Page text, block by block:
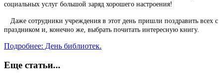
социальных услуг большой заряд хорошего настроения!
Даже сотрудники учреждения в этот день пришли поздравить всех с
праздником и, конечно же, выбрать почитать интересную книгу.
Подробнее: День библиотек.
Еще статьи...